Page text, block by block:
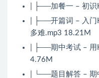
| ├──加餐一 – 初
| ├──开篇词 – 入
多难.mp3 18.21M
| ├──期中考试 –
4.76M
| └──题目解答 –